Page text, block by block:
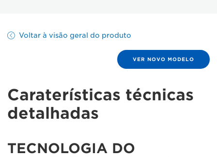
Voltar à visão geral do produto
VER NOVO MODELO
Caraterísticas técnicas
detalhadas
TECNOLOGIA DO